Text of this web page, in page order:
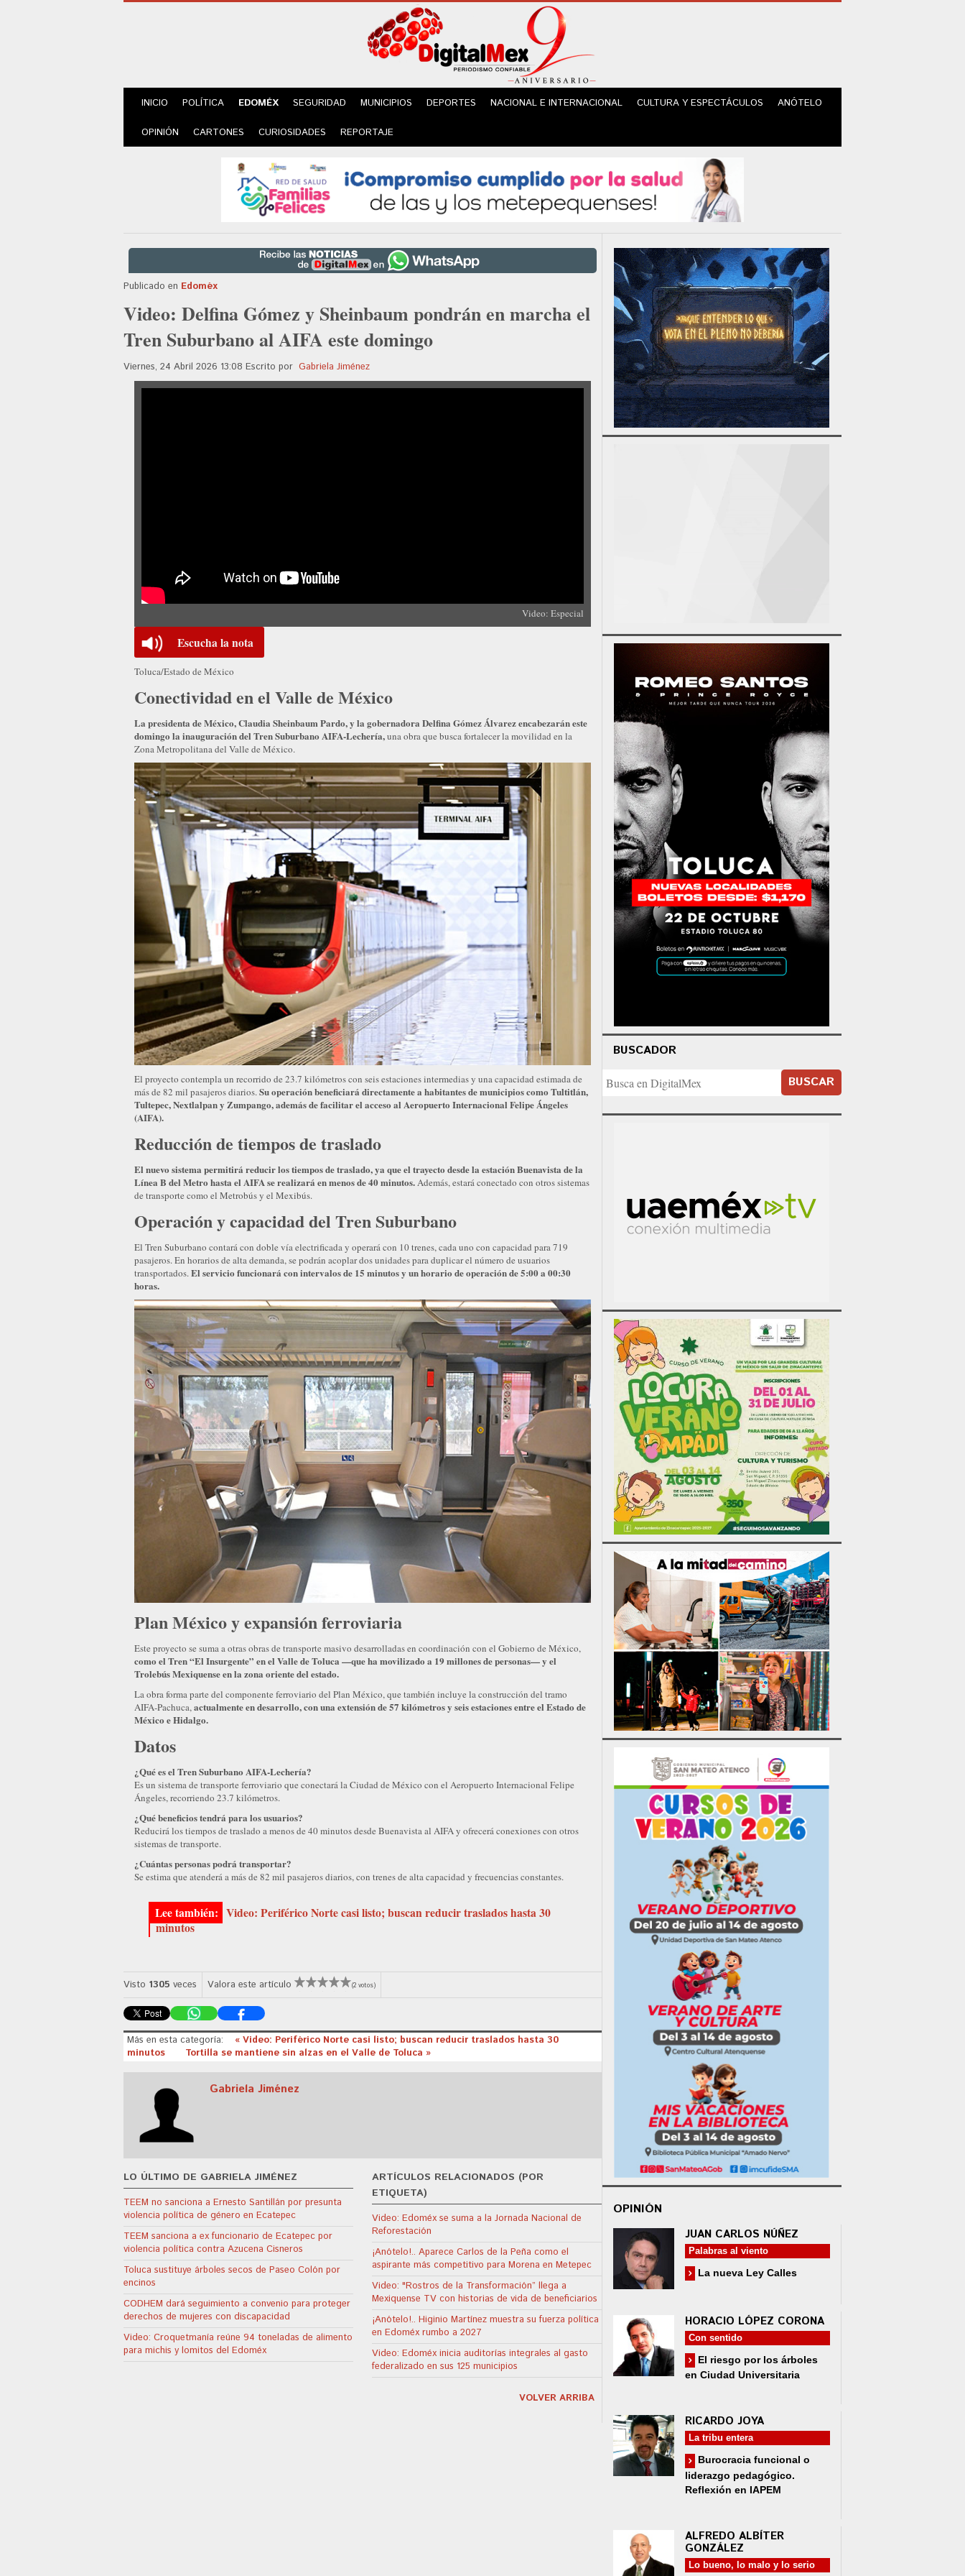
INICIO POLÍTICA EDOMÉX SEGURIDAD MUNICIPIOS DEPORTES NACIONAL E INTERNACIONAL CULTURA Y ESPECTÁCULOS ANÓTELO
OPINIÓN CARTONES CURIOSIDADES REPORTAJE
Publicado en Edoméx
Video: Delfina Gómez y Sheinbaum pondrán en marcha el
Tren Suburbano al AIFA este domingo
Viernes, 24 Abril 2026 13:08 Escrito por Gabriela Jiménez
Video: Especial
Escucha la nota
Toluca/Estado de México
Conectividad en el Valle de México
La presidenta de México, Claudia Sheinbaum Pardo, y la gobernadora Delfina Gómez Álvarez encabezarán este
domingo la inauguración del Tren Suburbano AIFA-Lechería,una obra que busca fortalecer la movilidad en la
Zona Metropolitana del Valle de México.
El proyecto contempla un recorrido de 23.7 kilómetros con seis estaciones intermedias y una capacidad estimada de
más de 82 mil pasajeros diarios.Su operación beneficiará directamente a habitantes de municipios como Tultitlán,
Tultepec, Nextlalpan y Zumpango, además de facilitar el acceso al Aeropuerto Internacional Felipe Ángeles
(AIFA).
Reducción de tiempos de traslado
El nuevo sistema permitirá reducir los tiempos de traslado, ya que el trayecto desde la estación Buenavista de la
Línea B del Metro hasta el AIFA se realizará en menos de 40 minutos.Además, estará conectado con otros sistemas
de transporte como el Metrobús y el Mexibús.
Operación y capacidad del Tren Suburbano
El Tren Suburbano contará con doble vía electrificada y operará con 10 trenes, cada uno con capacidad para 719
pasajeros. En horarios de alta demanda, se podrán acoplar dos unidades para duplicar el número de usuarios
transportados.El servicio funcionará con intervalos de 15 minutos y un horario de operación de 5:00 a 00:30
horas.
Plan México y expansión ferroviaria
Este proyecto se suma a otras obras de transporte masivo desarrolladas en coordinación con el Gobierno de México,
como el Tren “El Insurgente” en el Valle de Toluca —que ha movilizado a 19 millones de personas— y el
Trolebús Mexiquense en la zona oriente del estado.
La obra forma parte del componente ferroviario del Plan México, que también incluye la construcción del tramo
AIFA-Pachuca,actualmente en desarrollo, con una extensión de 57 kilómetros y seis estaciones entre el Estado de
México e Hidalgo.
Datos
¿Qué es el Tren Suburbano AIFA-Lechería?
Es un sistema de transporte ferroviario que conectará la Ciudad de México con el Aeropuerto Internacional Felipe
Ángeles, recorriendo 23.7 kilómetros.
¿Qué beneficios tendrá para los usuarios?
Reducirá los tiempos de traslado a menos de 40 minutos desde Buenavista al AIFA y ofrecerá conexiones con otros
sistemas de transporte.
¿Cuántas personas podrá transportar?
Se estima que atenderá a más de 82 mil pasajeros diarios, con trenes de alta capacidad y frecuencias constantes.
Video: Periférico Norte casi listo; buscan reducir traslados hasta 30
minutos
Visto 1305 veces Valora este artículo (2 votos)
Más en esta categoría:
« Video: Periférico Norte casi listo; buscan reducir traslados hasta 30
minutos
Tortilla se mantiene sin alzas en el Valle de Toluca »
Gabriela Jiménez
LO ÚLTIMO DE GABRIELA JIMÉNEZ
TEEM no sanciona a Ernesto Santillán por presunta
violencia política de género en Ecatepec
TEEM sanciona a ex funcionario de Ecatepec por
violencia política contra Azucena Cisneros
Toluca sustituye árboles secos de Paseo Colón por
encinos
CODHEM dará seguimiento a convenio para proteger
derechos de mujeres con discapacidad
Video: Croquetmanía reúne 94 toneladas de alimento
para michis y lomitos del Edoméx
ARTÍCULOS RELACIONADOS (POR
ETIQUETA)
Video: Edoméx se suma a la Jornada Nacional de
Reforestación
¡Anótelo!.. Aparece Carlos de la Peña como el
aspirante más competitivo para Morena en Metepec
Video: "Rostros de la Transformación” llega a
Mexiquense TV con historias de vida de beneficiarios
¡Anótelo!.. Higinio Martínez muestra su fuerza política
en Edoméx rumbo a 2027
Video: Edoméx inicia auditorías integrales al gasto
federalizado en sus 125 municipios
VOLVER ARRIBA
BUSCADOR
BUSCAR
OPINIÓN
JUAN CARLOS NÚÑEZ
Palabras al viento
La nueva Ley Calles
HORACIO LÓPEZ CORONA
Con sentido
El riesgo por los árboles
en Ciudad Universitaria
RICARDO JOYA
La tribu entera
Burocracia funcional o
liderazgo pedagógico.
Reflexión en IAPEM
ALFREDO ALBÍTER
GONZÁLEZ
Lo bueno, lo malo y lo serio